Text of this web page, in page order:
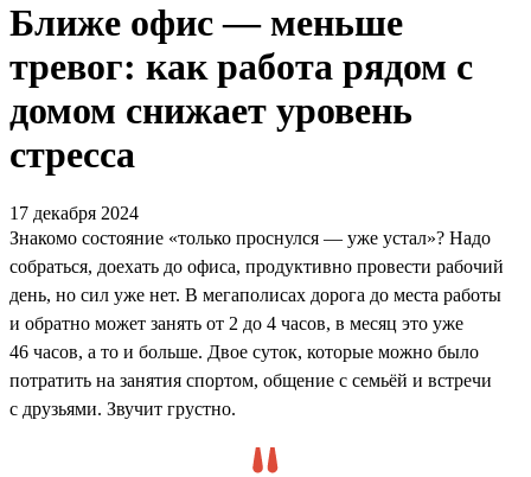
Ближе офис — меньше
тревог: как работа рядом с
домом снижает уровень
стресса
17 декабря 2024
Знакомо состояние «только проснулся — уже устал»? Надо
собраться, доехать до офиса, продуктивно провести рабочий
день, но сил уже нет. В мегаполисах дорога до места работы
и обратно может занять от 2 до 4 часов, в месяц это уже
46 часов, а то и больше. Двое суток, которые можно было
потратить на занятия спортом, общение с семьёй и встречи
с друзьями. Звучит грустно.